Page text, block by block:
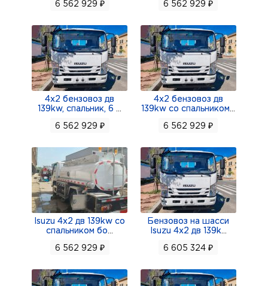
6 562 929 ₽ 6 562 929 ₽
4х2 бензовоз дв
139kw, спальник, 6
6 562 929 ₽
4х2 бензовоз дв
139kw со спальником
6 562 929 ₽
Isuzu 4х2 дв 139kw со
спальником бо
6 562 929 ₽
Бензовоз на шасси
Isuzu 4х2 дв 139k
6 605 324 ₽